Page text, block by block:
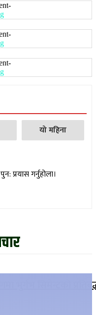
यो महिना
प्रयास गर्नुहोला।
भुर्गभ सिमेन्टको